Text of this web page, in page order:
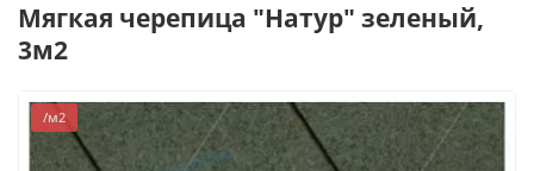
Мягкая черепица "Натур" зеленый,
3м2
/м2